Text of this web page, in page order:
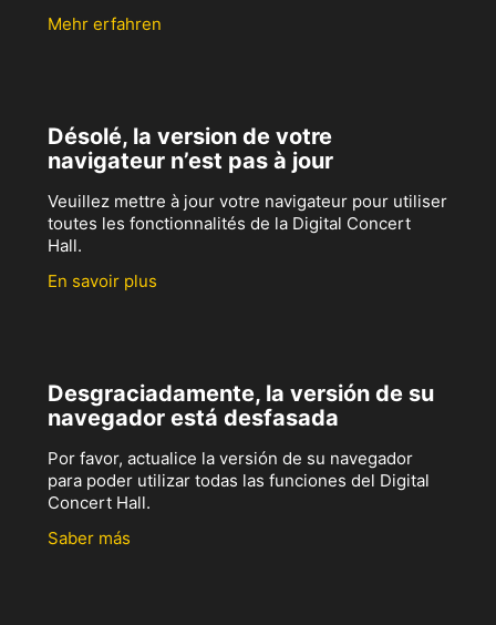
Mehr erfahren
Désolé, la version de votre
navigateur n’est pas à jour
Veuillez mettre à jour votre navigateur pour utiliser
toutes les fonctionnalités de la Digital Concert
Hall.
En savoir plus
Desgraciadamente, la versión de su
navegador está desfasada
Por favor, actualice la versión de su navegador
para poder utilizar todas las funciones del Digital
Concert Hall.
Saber más